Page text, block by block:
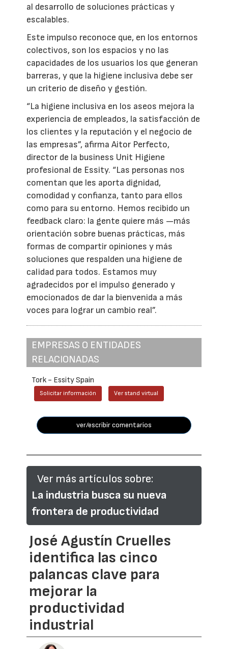
al desarrollo de soluciones prácticas y
escalables.
Este impulso reconoce que, en los entornos
colectivos, son los espacios y no las
capacidades de los usuarios los que generan
barreras, y que la higiene inclusiva debe ser
un criterio de diseño y gestión.
“La higiene inclusiva en los aseos mejora la
experiencia de empleados, la satisfacción de
los clientes y la reputación y el negocio de
las empresas”, afirma Aitor Perfecto,
director de la business Unit Higiene
profesional de Essity. “Las personas nos
comentan que les aporta dignidad,
comodidad y confianza, tanto para ellos
como para su entorno. Hemos recibido un
feedback claro: la gente quiere más —más
orientación sobre buenas prácticas, más
formas de compartir opiniones y más
soluciones que respalden una higiene de
calidad para todos. Estamos muy
agradecidos por el impulso generado y
emocionados de dar la bienvenida a más
voces para lograr un cambio real”.
EMPRESAS O ENTIDADES
RELACIONADAS
Tork - Essity Spain
Solicitar información Ver stand virtual
ver/escribir comentarios
Ver más artículos sobre:
La industria busca su nueva
frontera de productividad
José Agustín Cruelles
identifica las cinco
palancas clave para
mejorar la
productividad
industrial